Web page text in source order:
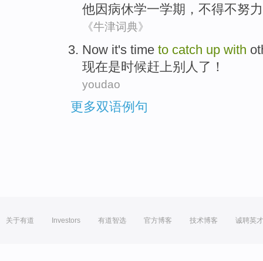
他因病休学一学期 ， 不得不努力
《牛津词典》
Now it's time to catch up with
现在是时候赶上别人了！
youdao
更多双语例句
关于有道 Investors 有道智选 官方博客 技术博客 诚聘英才